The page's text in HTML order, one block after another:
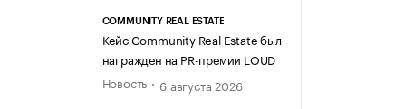
COMMUNITY REAL ESTATE
Кейс Community Real Estate был
награжден на PR-премии LOUD
Новость
6 августа 2026